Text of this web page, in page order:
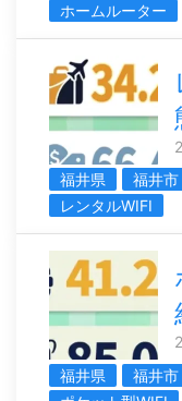
ホームルーター
福井県
福井市
レンタルWIFI
福井県
福井市